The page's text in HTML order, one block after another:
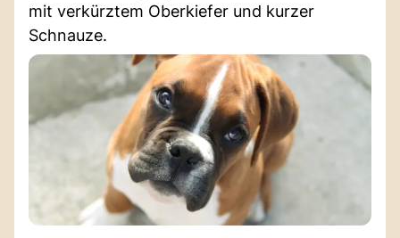
mit verkürztem Oberkiefer und kurzer
Schnauze.